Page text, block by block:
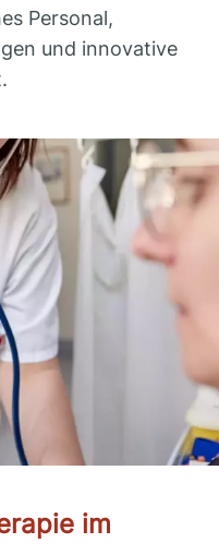
Personal,
und innovative
im